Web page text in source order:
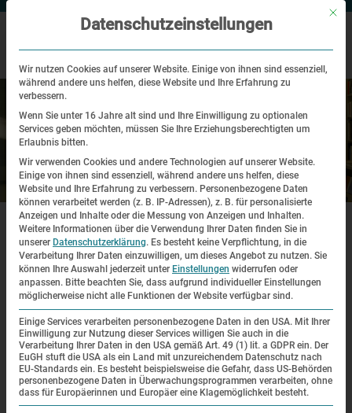
Besuch
Startseite | Besuch | Buchhandlungen
LEICHTE SPRACHE
Buchhandlungen
Literaturhandlung
Die Literaturhandlung im Besucherzentrum der KZ-
Gedenkstätte Dachau bietet ein umfangreiches und
Mit
Datenschutzeinstellungen
Wir nutzen Cookies auf unserer Website. Einige von ihnen sind essenziell,
während andere uns helfen, diese Website und Ihre Erfahrung zu
verbessern.
Wenn Sie unter 16 Jahre alt sind und Ihre Einwilligung zu optionalen
Services geben möchten, müssen Sie Ihre Erziehungsberechtigten um
Erlaubnis bitten.
Wir verwenden Cookies und andere Technologien auf unserer Website.
Einige von ihnen sind essenziell, während andere uns helfen, diese
Website und Ihre Erfahrung zu verbessern. Personenbezogene Daten
können verarbeitet werden (z. B. IP-Adressen), z. B. für personalisierte
Anzeigen und Inhalte oder die Messung von Anzeigen und Inhalten.
Weitere Informationen über die Verwendung Ihrer Daten finden Sie in
unserer Datenschutzerklärung. Es besteht keine Verpflichtung, in die
Verarbeitung Ihrer Daten einzuwilligen, um dieses Angebot zu nutzen. Sie
können Ihre Auswahl jederzeit unter Einstellungen widerrufen oder
anpassen. Bitte beachten Sie, dass aufgrund individueller Einstellungen
möglicherweise nicht alle Funktionen der Website verfügbar sind.
Einige Services verarbeiten personenbezogene Daten in den USA. Mit Ihrer
Einwilligung zur Nutzung dieser Services willigen Sie auch in die
Verarbeitung Ihrer Daten in den USA gemäß Art. 49 (1) lit. a GDPR ein. Der
EuGH stuft die USA als ein Land mit unzureichendem Datenschutz nach
EU-Standards ein. Es besteht beispielsweise die Gefahr, dass US-Behörden
personenbezogene Daten in Überwachungsprogrammen verarbeiten, ohne
dass für Europäerinnen und Europäer eine Klagemöglichkeit besteht.